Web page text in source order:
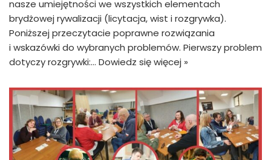
nasze umiejętności we wszystkich elementach
brydżowej rywalizacji (licytacja, wist i rozgrywka).
Poniższej przeczytacie poprawne rozwiązania
i wskazówki do wybranych problemów. Pierwszy problem
dotyczy rozgrywki:… Dowiedz się więcej »